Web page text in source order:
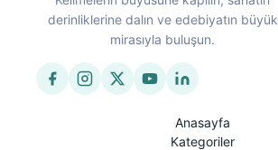
derinliklerine dalın ve edebiyatın büyük
mirasıyla buluşun.
Anasayfa
Kategoriler